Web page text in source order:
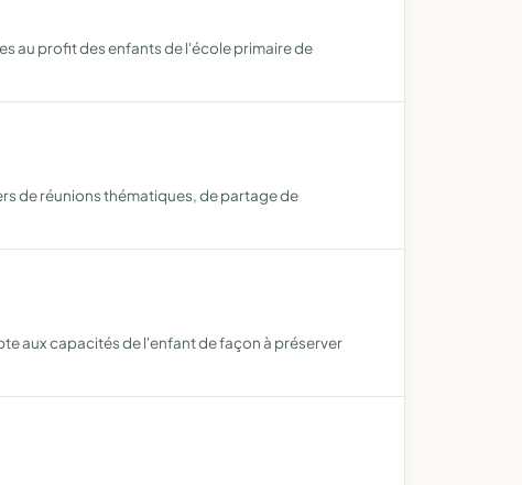
au profit des enfants de l'école primaire de
de réunions thématiques, de partage de
aux capacités de l'enfant de façon à préserver